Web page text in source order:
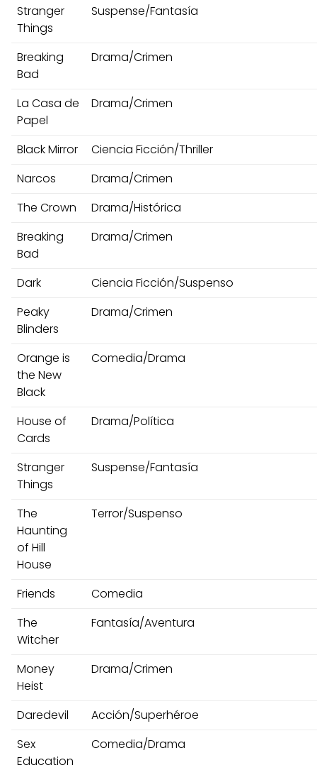
Stranger
Things
Suspense/Fantasía
Breaking
Bad
Drama/Crimen
La Casa de
Papel
Drama/Crimen
Black Mirror
Ciencia Ficción/Thriller
Narcos
Drama/Crimen
The Crown
Drama/Histórica
Breaking
Bad
Drama/Crimen
Dark
Ciencia Ficción/Suspenso
Peaky
Blinders
Drama/Crimen
Orange is
the New
Black
Comedia/Drama
House of
Cards
Drama/Política
Stranger
Things
Suspense/Fantasía
The
Haunting
of Hill
House
Terror/Suspenso
Friends
Comedia
The
Witcher
Fantasía/Aventura
Money
Heist
Drama/Crimen
Daredevil
Acción/Superhéroe
Sex
Education
Comedia/Drama